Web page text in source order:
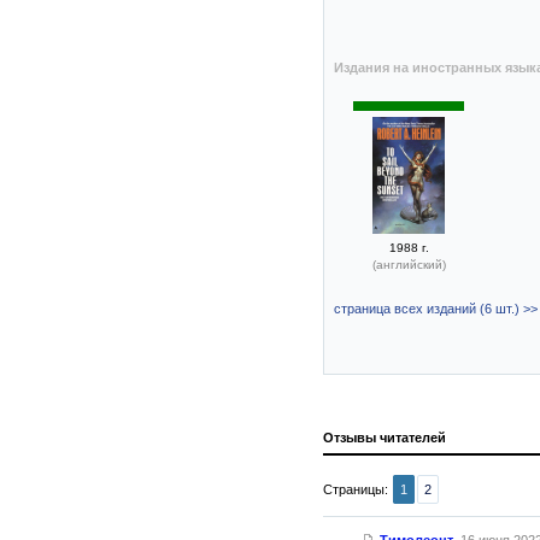
Издания на иностранных
1988 г.
(английский)
страница всех изданий (6 шт.) >>
Отзывы читателей
Страницы: 1 2